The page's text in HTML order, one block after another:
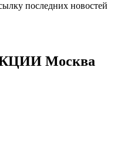
последних новостей
Москва